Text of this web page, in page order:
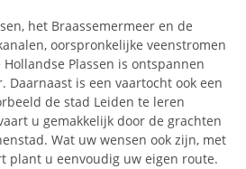
het Braassemermeer en de
oorspronkelijke veenstromen
Plassen is ontspannen
Daarnaast is een vaartocht ook een
de stad Leiden te leren
u gemakkelijk door de grachten
Wat uw wensen ook zijn, met
plant u eenvoudig uw eigen route.